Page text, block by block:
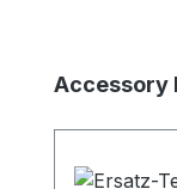
Accessory